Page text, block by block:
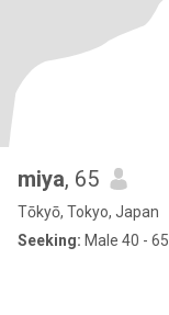
miya, 65
Tōkyō, Tokyo, Japan
Seeking: Male 40 - 65